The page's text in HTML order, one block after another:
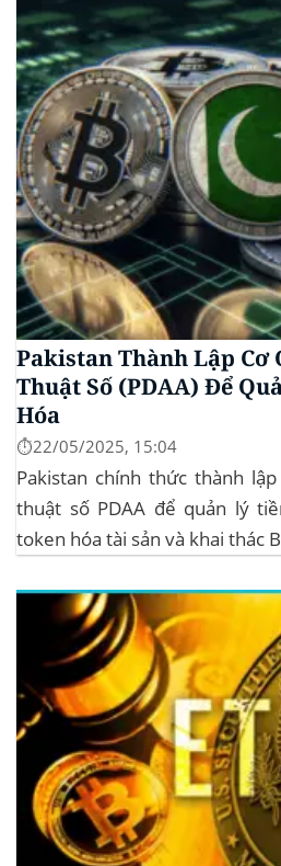
mức giá cao nhất từ trước đến
Pakistan Thành Lập Cơ
Thuật Số (PDAA) Để
Hóa
⏱️22/05/2025, 15:04
Pakistan chính thức thành
thuật số PDAA để quản lý
token hóa tài sản và khai thác
Hóa Mới tại Pakistan Chính